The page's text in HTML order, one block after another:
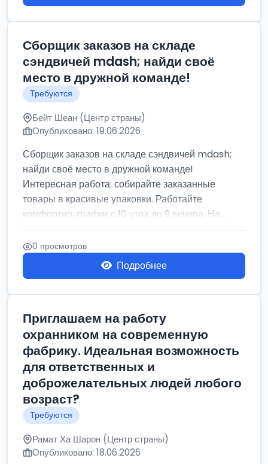
Сборщик заказов на складе
сэндвичей mdash; найди своё
место в дружной команде!
Требуются
Бейт Шеан (Центр страны)
Опубликовано: 19.06.2026
Сборщик заказов на складе сэндвичей mdash;
найди своё место в дружной команде!
Интересная работа: собирайте заказанные
товары в красивые упаковки. Работайте
комфортно: график с 10 утра до 9 вечера. На...
0 просмотров
Подробнее
Приглашаем на работу
охранником на современную
фабрику. Идеальная возможность
для ответственных и
доброжелательных людей любого
возраст?
Требуются
Рамат Ха Шарон (Центр страны)
Опубликовано: 18.06.2026